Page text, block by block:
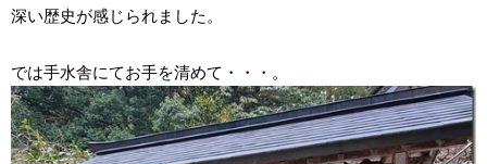
深い歴史が感じられました。
では手水舎にてお手を清めて・・・。